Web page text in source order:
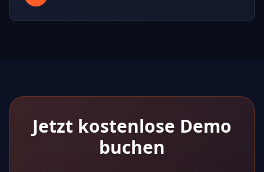
Jetzt kostenlose Demo
buchen